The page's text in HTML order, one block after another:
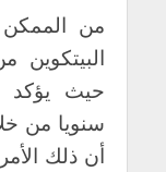
من الممكن
البيتكوين
حيث يؤكد
سنويا من
أن ذلك